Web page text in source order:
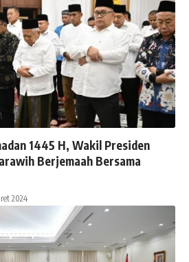
1445 H, Wakil Presiden
Berjemaah Bersama
2024